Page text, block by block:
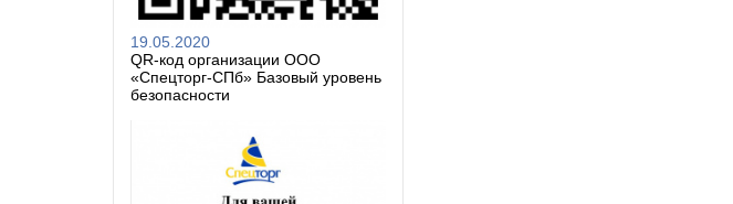
19.05.2020
QR-код организации ООО
«Спецторг-СПб» Базовый уровень
безопасности